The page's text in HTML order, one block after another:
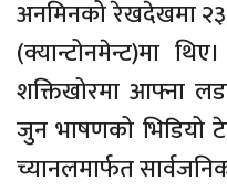
अनमिनको रेखदेखमा
(क्यान्टोनमेन्ट)मा
शक्तिखोरमा आफ्ना
जुन भाषणको भिडियो
च्यानलमार्फत